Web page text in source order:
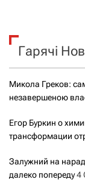
к
Гарячі
Микола Греков:
незавершеною
Егор Буркин о
трансформации
Залужний на
далеко попереду4